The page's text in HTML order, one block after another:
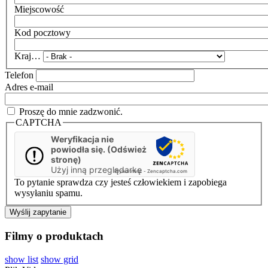
Miejscowość
Kod pocztowy
Kraj…
Telefon
Adres e-mail
Proszę do mnie zadzwonić.
CAPTCHA
Weryfikacja nie
powiodła się. (Odśwież
stronę)
Użyj inną przeglądarkę
Prywatność - Zencaptcha.com
To pytanie sprawdza czy jesteś człowiekiem i zapobiega
wysyłaniu spamu.
Filmy o produktach
show list show grid